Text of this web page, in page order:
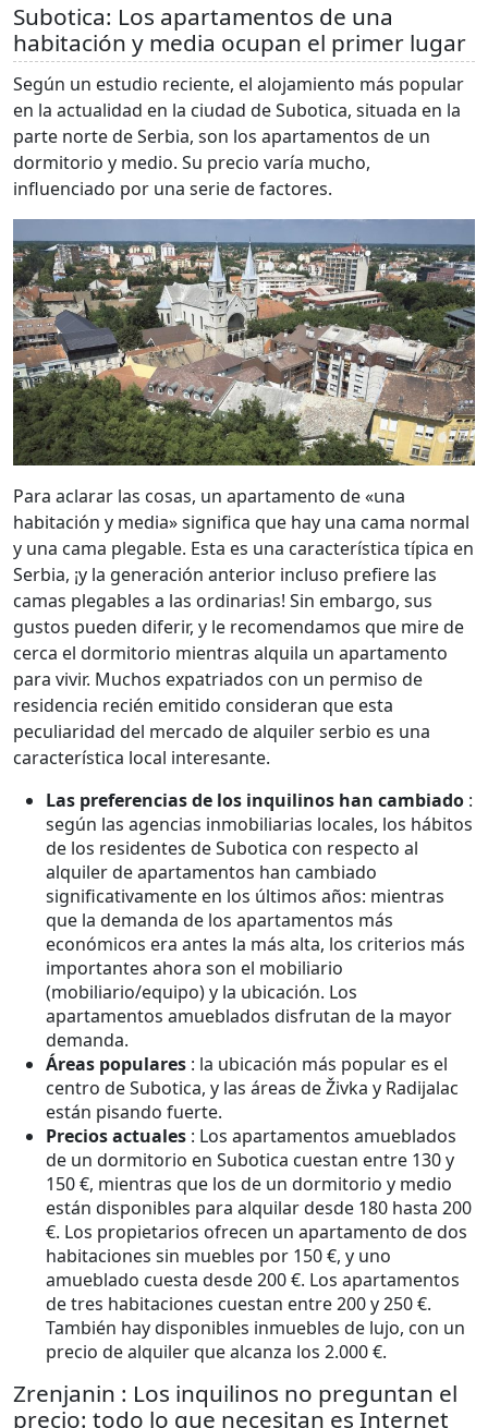
Subotica: Los apartamentos de una
habitación y media ocupan el primer lugar
Según un estudio reciente, el alojamiento más popular
en la actualidad en la ciudad de Subotica, situada en la
parte norte de Serbia, son los apartamentos de un
dormitorio y medio. Su precio varía mucho,
influenciado por una serie de factores.
Para aclarar las cosas, un apartamento de «una
habitación y media» significa que hay una cama normal
y una cama plegable. Esta es una característica típica en
Serbia, ¡y la generación anterior incluso prefiere las
camas plegables a las ordinarias! Sin embargo, sus
gustos pueden diferir, y le recomendamos que mire de
cerca el dormitorio mientras alquila un apartamento
para vivir. Muchos expatriados con un permiso de
residencia recién emitido consideran que esta
peculiaridad del mercado de alquiler serbio es una
característica local interesante.
Las preferencias de los inquilinos han cambiado :
según las agencias inmobiliarias locales, los hábitos
de los residentes de Subotica con respecto al
alquiler de apartamentos han cambiado
significativamente en los últimos años: mientras
que la demanda de los apartamentos más
económicos era antes la más alta, los criterios más
importantes ahora son el mobiliario
(mobiliario/equipo) y la ubicación. Los
apartamentos amueblados disfrutan de la mayor
demanda.
Áreas populares : la ubicación más popular es el
centro de Subotica, y las áreas de Živka y Radijalac
están pisando fuerte.
Precios actuales : Los apartamentos amueblados
de un dormitorio en Subotica cuestan entre 130 y
150 €, mientras que los de un dormitorio y medio
están disponibles para alquilar desde 180 hasta 200
€. Los propietarios ofrecen un apartamento de dos
habitaciones sin muebles por 150 €, y uno
amueblado cuesta desde 200 €. Los apartamentos
de tres habitaciones cuestan entre 200 y 250 €.
También hay disponibles inmuebles de lujo, con un
precio de alquiler que alcanza los 2.000 €.
Zrenjanin : Los inquilinos no preguntan el
precio: todo lo que necesitan es Internet